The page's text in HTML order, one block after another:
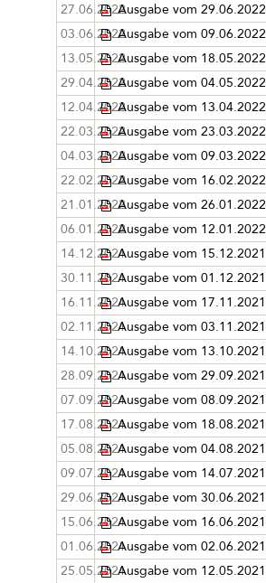
27.06.2022Ausgabe vom 29.06.2022
03.06.2022Ausgabe vom 09.06.2022
13.05.2022Ausgabe vom 18.05.2022
29.04.2022Ausgabe vom 04.05.2022
12.04.2022Ausgabe vom 13.04.2022
22.03.2022Ausgabe vom 23.03.2022
04.03.2022Ausgabe vom 09.03.2022
22.02.2022Ausgabe vom 16.02.2022
21.01.2022Ausgabe vom 26.01.2022
06.01.2022Ausgabe vom 12.01.2022
14.12.2021Ausgabe vom 15.12.2021
30.11.2021Ausgabe vom 01.12.2021
16.11.2021Ausgabe vom 17.11.2021
02.11.2021Ausgabe vom 03.11.2021
14.10.2021Ausgabe vom 13.10.2021
28.09.2021Ausgabe vom 29.09.2021
07.09.2021Ausgabe vom 08.09.2021
17.08.2021Ausgabe vom 18.08.2021
05.08.2021Ausgabe vom 04.08.2021
09.07.2021Ausgabe vom 14.07.2021
29.06.2021Ausgabe vom 30.06.2021
15.06.2021Ausgabe vom 16.06.2021
01.06.2021Ausgabe vom 02.06.2021
25.05.2021Ausgabe vom 12.05.2021